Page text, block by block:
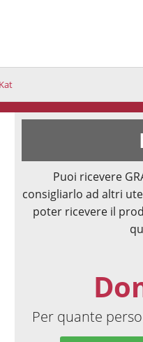
Puoi ricevere
consigliarlo ad altri
poter ricevere il
Per quante